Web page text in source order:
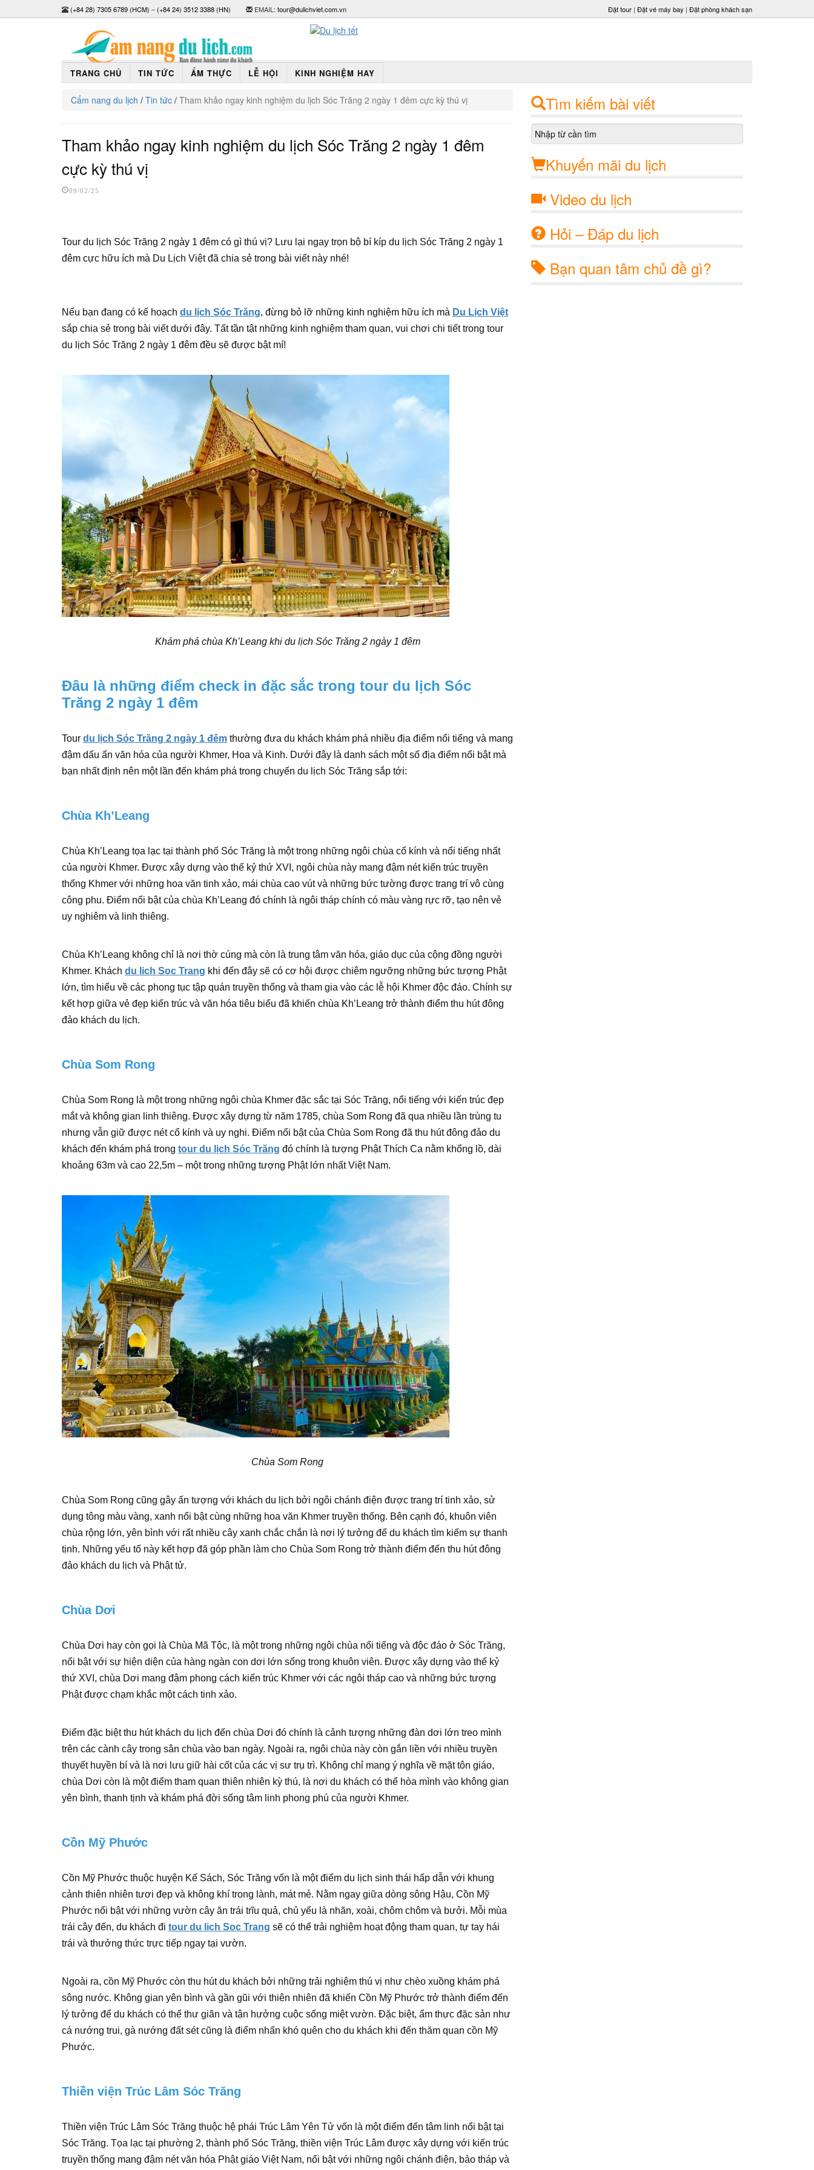
(+84 28) 7305 6789 (HCM) –(+84 24) 3512 3388 (HN) EMAIL: tour@dulichviet.com.vn Đặt tour | Đặt vé máy bay | Đặt phòng khách sạn
TRANG CHỦ TIN TỨC ẨM THỰC LỄ HỘI KINH NGHIỆM HAY
Cẩm nang du lịch / Tin tức / Tham khảo ngay kinh nghiệm du lịch Sóc Trăng 2 ngày 1 đêm cực kỳ thú vị
Tham khảo ngay kinh nghiệm du lịch Sóc Trăng 2 ngày 1 đêm
cực kỳ thú vị
09/02/25
Tour du lịch Sóc Trăng 2 ngày 1 đêm có gì thú vị? Lưu lại ngay trọn bộ bí kíp du lịch Sóc Trăng 2 ngày 1
đêm cực hữu ích mà Du Lịch Việt đã chia sẻ trong bài viết này nhé!
Nếu bạn đang có kế hoạch du lịch Sóc Trăng, đừng bỏ lỡ những kinh nghiệm hữu ích mà Du Lịch Việt
sắp chia sẻ trong bài viết dưới đây. Tất tần tật những kinh nghiệm tham quan, vui chơi chi tiết trong tour
du lịch Sóc Trăng 2 ngày 1 đêm đều sẽ được bật mí!
Khám phá chùa Kh’Leang khi du lịch Sóc Trăng 2 ngày 1 đêm
Đâu là những điểm check in đặc sắc trong tour du lịch Sóc
Trăng 2 ngày 1 đêm
Tour du lịch Sóc Trăng 2 ngày 1 đêm thường đưa du khách khám phá nhiều địa điểm nổi tiếng và mang
đậm dấu ấn văn hóa của người Khmer, Hoa và Kinh. Dưới đây là danh sách một số địa điểm nổi bật mà
bạn nhất định nên một lần đến khám phá trong chuyến du lịch Sóc Trăng sắp tới:
Chùa Kh’Leang
Chùa Kh’Leang tọa lạc tại thành phố Sóc Trăng là một trong những ngôi chùa cổ kính và nổi tiếng nhất
của người Khmer. Được xây dựng vào thế kỷ thứ XVI, ngôi chùa này mang đậm nét kiến trúc truyền
thống Khmer với những hoa văn tinh xảo, mái chùa cao vút và những bức tường được trang trí vô cùng
công phu. Điểm nổi bật của chùa Kh’Leang đó chính là ngôi tháp chính có màu vàng rực rỡ, tạo nên vẻ
uy nghiêm và linh thiêng.
Chùa Kh’Leang không chỉ là nơi thờ cúng mà còn là trung tâm văn hóa, giáo dục của cộng đồng người
Khmer. Khách du lich Soc Trang khi đến đây sẽ có cơ hội được chiêm ngưỡng những bức tượng Phật
lớn, tìm hiểu về các phong tục tập quán truyền thống và tham gia vào các lễ hội Khmer độc đáo. Chính sự
kết hợp giữa vẻ đẹp kiến trúc và văn hóa tiêu biểu đã khiến chùa Kh’Leang trở thành điểm thu hút đông
đảo khách du lịch.
Chùa Som Rong
Chùa Som Rong là một trong những ngôi chùa Khmer đặc sắc tại Sóc Trăng, nổi tiếng với kiến trúc đẹp
mắt và không gian linh thiêng. Được xây dựng từ năm 1785, chùa Som Rong đã qua nhiều lần trùng tu
nhưng vẫn giữ được nét cổ kính và uy nghi. Điểm nổi bật của Chùa Som Rong đã thu hút đông đảo du
khách đến khám phá trong tour du lịch Sóc Trăng đó chính là tượng Phật Thích Ca nằm khổng lồ, dài
khoảng 63m và cao 22,5m – một trong những tượng Phật lớn nhất Việt Nam.
Chùa Som Rong
Chùa Som Rong cũng gây ấn tượng với khách du lịch bởi ngôi chánh điện được trang trí tinh xảo, sử
dụng tông màu vàng, xanh nổi bật cùng những hoa văn Khmer truyền thống. Bên cạnh đó, khuôn viên
chùa rộng lớn, yên bình với rất nhiều cây xanh chắc chắn là nơi lý tưởng để du khách tìm kiếm sự thanh
tịnh. Những yếu tố này kết hợp đã góp phần làm cho Chùa Som Rong trở thành điểm đến thu hút đông
đảo khách du lịch và Phật tử.
Chùa Dơi
Chùa Dơi hay còn gọi là Chùa Mã Tộc, là một trong những ngôi chùa nổi tiếng và độc đáo ở Sóc Trăng,
nổi bật với sự hiện diện của hàng ngàn con dơi lớn sống trong khuôn viên. Được xây dựng vào thế kỷ
thứ XVI, chùa Dơi mang đậm phong cách kiến trúc Khmer với các ngôi tháp cao và những bức tượng
Phật được chạm khắc một cách tinh xảo.
Điểm đặc biệt thu hút khách du lịch đến chùa Dơi đó chính là cảnh tượng những đàn dơi lớn treo mình
trên các cành cây trong sân chùa vào ban ngày. Ngoài ra, ngôi chùa này còn gắn liền với nhiều truyền
thuyết huyền bí và là nơi lưu giữ hài cốt của các vị sư trụ trì. Không chỉ mang ý nghĩa về mặt tôn giáo,
chùa Dơi còn là một điểm tham quan thiên nhiên kỳ thú, là nơi du khách có thể hòa mình vào không gian
yên bình, thanh tịnh và khám phá đời sống tâm linh phong phú của người Khmer.
Cồn Mỹ Phước
Cồn Mỹ Phước thuộc huyện Kế Sách, Sóc Trăng vốn là một điểm du lịch sinh thái hấp dẫn với khung
cảnh thiên nhiên tươi đẹp và không khí trong lành, mát mẻ. Nằm ngay giữa dòng sông Hậu, Cồn Mỹ
Phước nổi bật với những vườn cây ăn trái trĩu quả, chủ yếu là nhãn, xoài, chôm chôm và bưởi. Mỗi mùa
trái cây đến, du khách đi tour du lich Soc Trang sẽ có thể trải nghiệm hoạt động tham quan, tự tay hái
trái và thưởng thức trực tiếp ngay tại vườn.
Ngoài ra, cồn Mỹ Phước còn thu hút du khách bởi những trải nghiệm thú vị như chèo xuồng khám phá
sông nước. Không gian yên bình và gần gũi với thiên nhiên đã khiến Cồn Mỹ Phước trở thành điểm đến
lý tưởng để du khách có thể thư giãn và tận hưởng cuộc sống miệt vườn. Đặc biệt, ẩm thực đặc sản như
cá nướng trui, gà nướng đất sét cũng là điểm nhấn khó quên cho du khách khi đến thăm quan cồn Mỹ
Phước.
Thiền viện Trúc Lâm Sóc Trăng
Thiền viện Trúc Lâm Sóc Trăng thuộc hệ phái Trúc Lâm Yên Tử vốn là một điểm đến tâm linh nổi bật tại
Sóc Trăng. Tọa lạc tại phường 2, thành phố Sóc Trăng, thiền viện Trúc Lâm được xây dựng với kiến trúc
truyền thống mang đậm nét văn hóa Phật giáo Việt Nam, nổi bật với những ngôi chánh điện, bảo tháp và
Tìm kiếm bài viết
Khuyến mãi du lịch
Video du lịch
Hỏi – Đáp du lịch
Bạn quan tâm chủ đề gì?